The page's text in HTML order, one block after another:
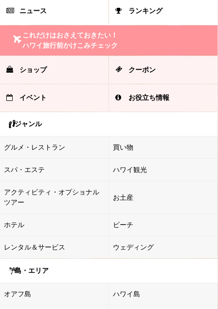
ニュース ランキング
これだけはおさえておきたい！
ハワイ旅行前かけこみチェック
ショップ クーポン
イベント お役立ち情報
ジャンル
グルメ・レストラン 買い物
スパ・エステ ハワイ観光
アクティビティ・オプショナル
ツアー
お土産
ホテル ビーチ
レンタル＆サービス ウェディング
島・エリア
オアフ島 ハワイ島